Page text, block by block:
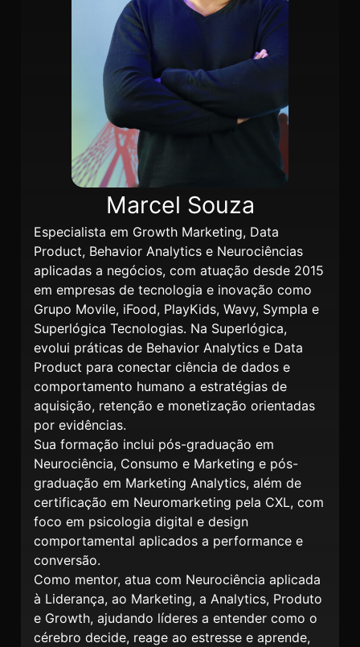
Marcel Souza
Especialista em Growth Marketing, Data
Product, Behavior Analytics e Neurociências
aplicadas a negócios, com atuação desde 2015
em empresas de tecnologia e inovação como
Grupo Movile, iFood, PlayKids, Wavy, Sympla e
Superlógica Tecnologias. Na Superlógica,
evolui práticas de Behavior Analytics e Data
Product para conectar ciência de dados e
comportamento humano a estratégias de
aquisição, retenção e monetização orientadas
por evidências.
Sua formação inclui pós-graduação em
Neurociência, Consumo e Marketing e pós-
graduação em Marketing Analytics, além de
certificação em Neuromarketing pela CXL, com
foco em psicologia digital e design
comportamental aplicados a performance e
conversão.
Como mentor, atua com Neurociência aplicada
à Liderança, ao Marketing, a Analytics, Produto
e Growth, ajudando líderes a entender como o
cérebro decide, reage ao estresse e aprende,